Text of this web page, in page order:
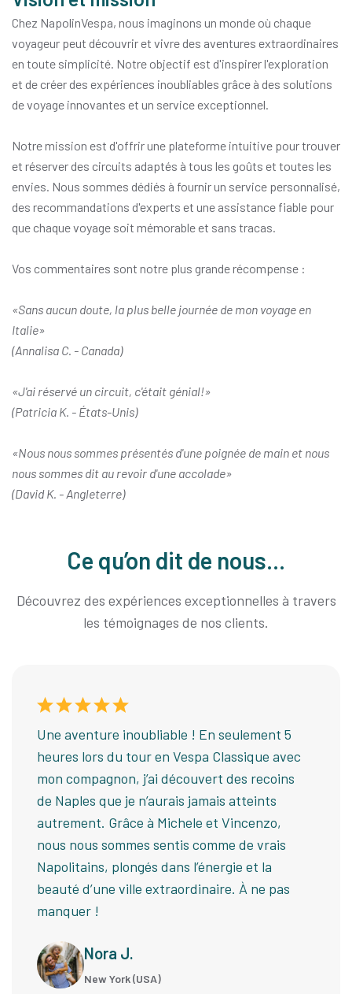
Chez NapolinVespa, nous imaginons un monde où chaque
voyageur peut découvrir et vivre des aventures extraordinaires
en toute simplicité. Notre objectif est d'inspirer l'exploration
et de créer des expériences inoubliables grâce à des solutions
de voyage innovantes et un service exceptionnel.
Notre mission est d'offrir une plateforme intuitive pour trouver
et réserver des circuits adaptés à tous les goûts et toutes les
envies. Nous sommes dédiés à fournir un service personnalisé,
des recommandations d'experts et une assistance fiable pour
que chaque voyage soit mémorable et sans tracas.
Vos commentaires sont notre plus grande récompense :
«Sans aucun doute, la plus belle journée de mon voyage en
Italie»
(Annalisa C. - Canada)
«J'ai réservé un circuit, c'était génial!»
(Patricia K. - États-Unis)
«Nous nous sommes présentés d'une poignée de main et nous
nous sommes dit au revoir d'une accolade»
(David K. - Angleterre)
Ce qu’on dit de nous...
Découvrez des expériences exceptionnelles à travers
les témoignages de nos clients.
Une aventure inoubliable ! En seulement 5
heures lors du tour en Vespa Classique avec
mon compagnon, j’ai découvert des recoins
de Naples que je n’aurais jamais atteints
autrement. Grâce à Michele et Vincenzo,
nous nous sommes sentis comme de vrais
Napolitains, plongés dans l’énergie et la
beauté d’une ville extraordinaire. À ne pas
manquer !
Nora J.
New York (USA)